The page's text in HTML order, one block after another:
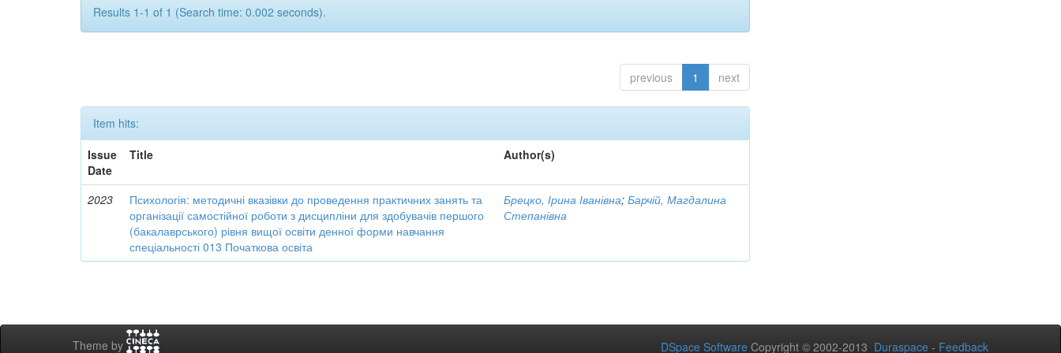
Results 1-1 of 1 (Search time: 0.002 seconds).
previous 1 next
Item hits:
Issue
Date
Title Author(s)
2023
Психологія: методичні вказівки до проведення практичних занять та
організації самостійної роботи з дисципліни для здобувачів першого
(бакалаврського) рівня вищої освіти денної форми навчання
спеціальності 013 Початкова освіта
Брецко, Ірина Іванівна;Барчій, Магдалина
Степанівна
Theme by DSpace Software Copyright © 2002-2013 Duraspace - Feedback